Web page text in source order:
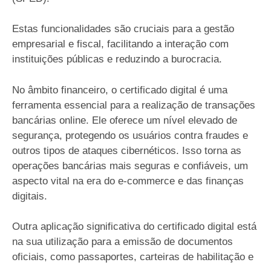
Estas funcionalidades são cruciais para a gestão
empresarial e fiscal, facilitando a interação com
instituições públicas e reduzindo a burocracia.
No âmbito financeiro, o certificado digital é uma
ferramenta essencial para a realização de transações
bancárias online. Ele oferece um nível elevado de
segurança, protegendo os usuários contra fraudes e
outros tipos de ataques cibernéticos. Isso torna as
operações bancárias mais seguras e confiáveis, um
aspecto vital na era do e-commerce e das finanças
digitais.
Outra aplicação significativa do certificado digital está
na sua utilização para a emissão de documentos
oficiais, como passaportes, carteiras de habilitação e